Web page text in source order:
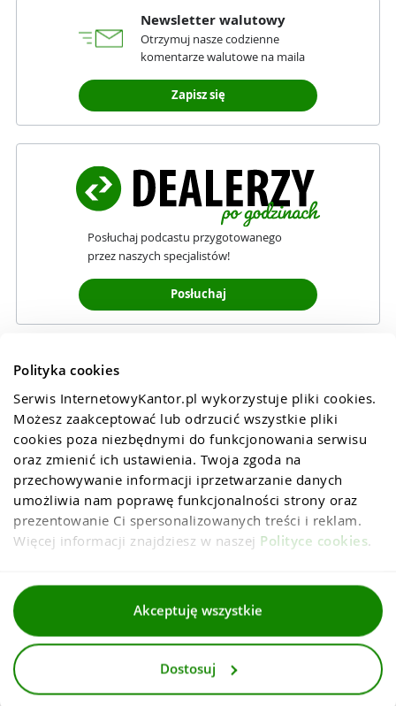
Polityka cookies
Serwis InternetowyKantor.pl wykorzystuje pliki cookies.
Możesz zaakceptować lub odrzucić wszystkie pliki
cookies poza niezbędnymi do funkcjonowania serwisu
oraz zmienić ich ustawienia. Twoja zgoda na
przechowywanie informacji iprzetwarzanie danych
umożliwia nam poprawę funkcjonalności strony oraz
prezentowanie Ci spersonalizowanych treści i reklam.
Więcej informacji znajdziesz w naszej Polityce cookies.
Akceptuję wszystkie
Dostosuj
Newsletter walutowy
Otrzymuj nasze codzienne
komentarze walutowe na maila
Zapisz się
Posłuchaj podcastu przygotowanego
przez naszych specjalistów!
Posłuchaj
Regulaminy
Dla mediów